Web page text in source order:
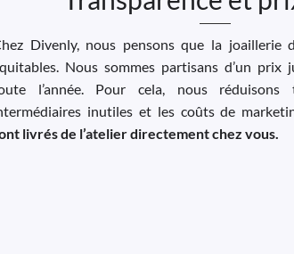
Divenly, nous pensons que la joaillerie
Nous sommes partisans d’un prix
l’année. Pour cela, nous
inutiles et les coûts de
livrés de l’atelier directement chez vous.